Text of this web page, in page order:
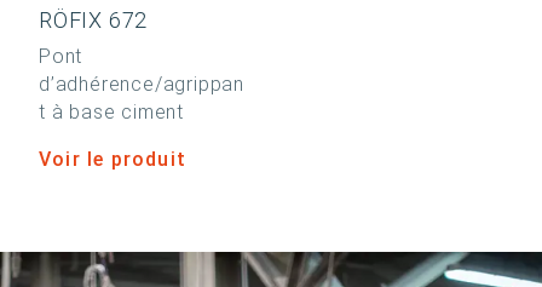
RÖFIX 672
Pont
d’adhérence/agrippan
t à base ciment
Voir le produit